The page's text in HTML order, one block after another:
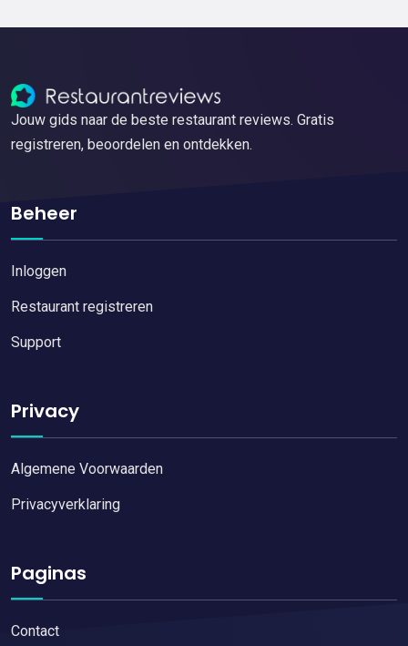
Jouw gids naar de beste restaurant reviews. Gratis
registreren, beoordelen en ontdekken.
Beheer
Inloggen
Restaurant registreren
Support
Privacy
Algemene Voorwaarden
Privacyverklaring
Paginas
Contact